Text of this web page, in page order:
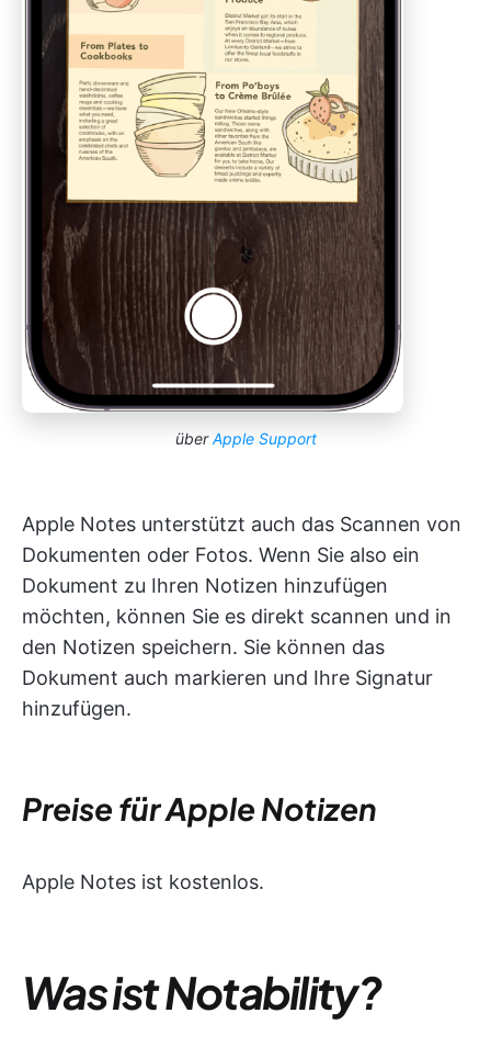
überApple Support
Apple Notes unterstützt auch das Scannen von
Dokumenten oder Fotos. Wenn Sie also ein
Dokument zu Ihren Notizen hinzufügen
möchten, können Sie es direkt scannen und in
den Notizen speichern. Sie können das
Dokument auch markieren und Ihre Signatur
hinzufügen.
Preise für Apple Notizen
Apple Notes ist kostenlos.
Was ist Notability?